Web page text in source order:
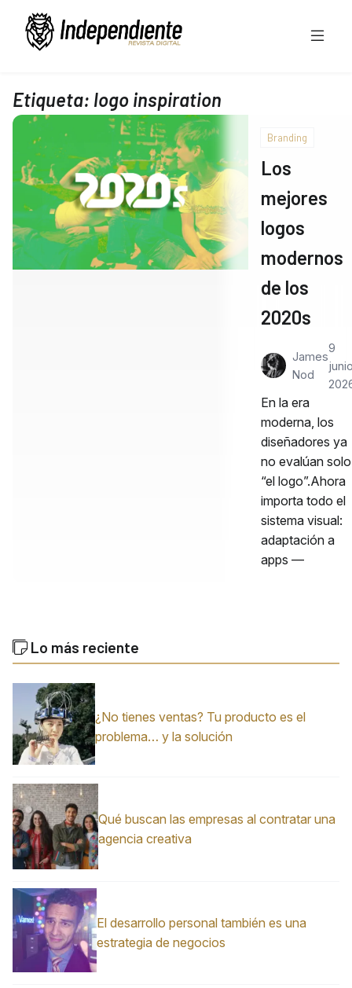
Etiqueta: logo inspiration
Branding
Los
mejores
logos
modernos
de los
2020s
James
Nod
9
En la era
moderna, los
diseñadores ya
no evalúan solo
“el logo”.Ahora
importa todo el
sistema visual:
adaptación a
apps —
Lo más reciente
¿No tienes ventas? Tu producto es el
problema… y la solución
Qué buscan las empresas al contratar una
agencia creativa
El desarrollo personal también es una
estrategia de negocios